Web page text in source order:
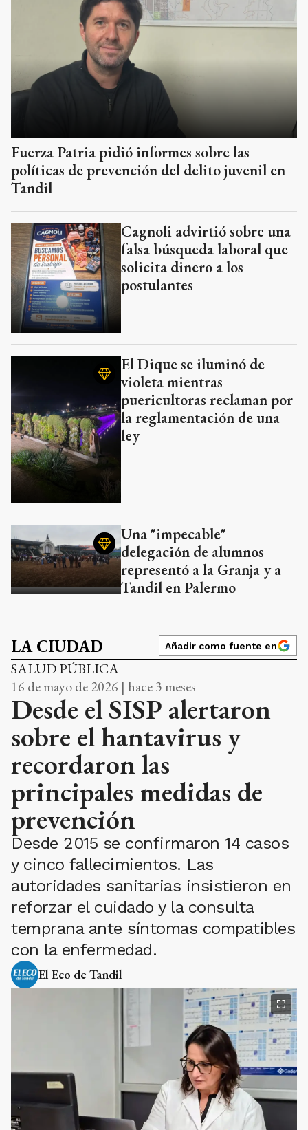
Fuerza Patria pidió informes sobre las
políticas de prevención del delito juvenil en
Tandil
Cagnoli advirtió sobre una
falsa búsqueda laboral que
solicita dinero a los
postulantes
El Dique se iluminó de
violeta mientras
puericultoras reclaman por
la reglamentación de una
ley
Una "impecable"
delegación de alumnos
representó a la Granja y a
Tandil en Palermo
LA CIUDAD Añadir como fuente en
SALUD PÚBLICA
16 de mayo de 2026 | hace 3 meses
Desde el SISP alertaron
sobre el hantavirus y
recordaron las
principales medidas de
prevención
Desde 2015 se confirmaron 14 casos
y cinco fallecimientos. Las
autoridades sanitarias insistieron en
reforzar el cuidado y la consulta
temprana ante síntomas compatibles
con la enfermedad.
El Eco de Tandil